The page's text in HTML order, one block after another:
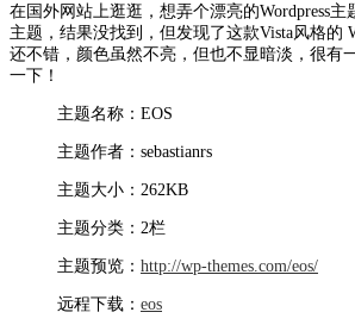
在国外网站上逛逛，想弄个漂亮的Wordpress
主题，结果没找到，但发现了这款Vista风格的
还不错，颜色虽然不亮，但也不显暗淡，很有
一下！
主题名称：EOS
主题作者：sebastianrs
主题大小：262KB
主题分类：2栏
主题预览： http://wp-themes.com/eos/
远程下载： eos